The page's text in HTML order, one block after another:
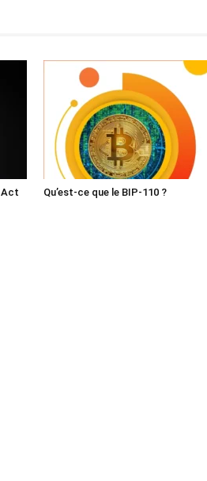
Act Qu’est-ce que le BIP-110 ?